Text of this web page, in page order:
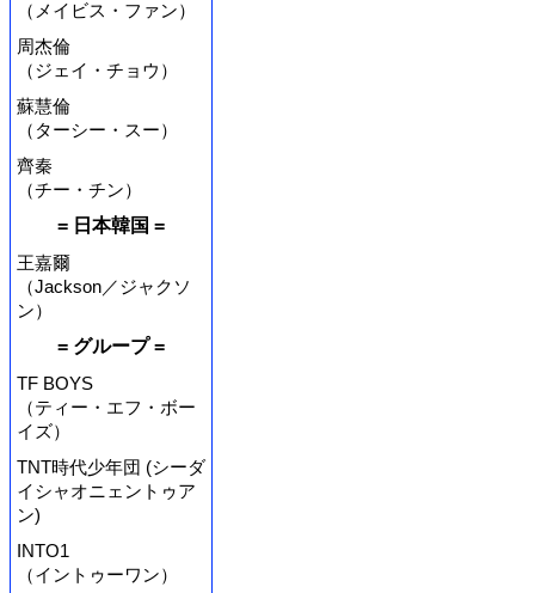
（メイビス・ファン）
周杰倫
（ジェイ・チョウ）
蘇慧倫
（ターシー・スー）
齊秦
（チー・チン）
= 日本韓国 =
王嘉爾
（Jackson／ジャクソ
ン）
= グループ =
TF BOYS
（ティー・エフ・ボー
イズ）
TNT時代少年団 (シーダ
イシャオニェントゥア
ン)
INTO1
（イントゥーワン）